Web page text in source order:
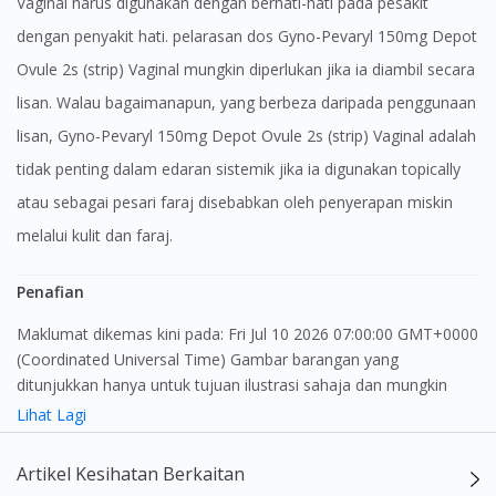
dengan penyakit hati. pelarasan dos Gyno-Pevaryl 150mg Depot
Ovule 2s (strip) Vaginal mungkin diperlukan jika ia diambil secara
lisan. Walau bagaimanapun, yang berbeza daripada penggunaan
lisan, Gyno-Pevaryl 150mg Depot Ovule 2s (strip) Vaginal adalah
tidak penting dalam edaran sistemik jika ia digunakan topically
atau sebagai pesari faraj disebabkan oleh penyerapan miskin
melalui kulit dan faraj.
Penafian
Maklumat dikemas kini pada: Fri Jul 10 2026 07:00:00 GMT+0000
(Coordinated Universal Time) Gambar barangan yang
ditunjukkan hanya untuk tujuan ilustrasi sahaja dan mungkin
tidak seperti produk yang sebenar
maklumat sahaja, bagi kegunaan para pengamal perubatan dan
Lihat Lagi
Artikel Kesihatan Berkaitan